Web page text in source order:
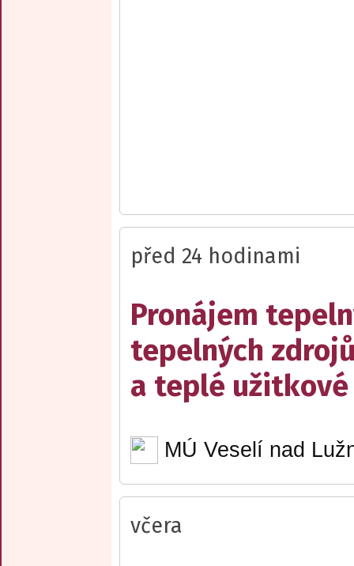
před 24 hodinami
Pronájem
tepelných
a teplé užitkové
MÚ Veselí nad
včera